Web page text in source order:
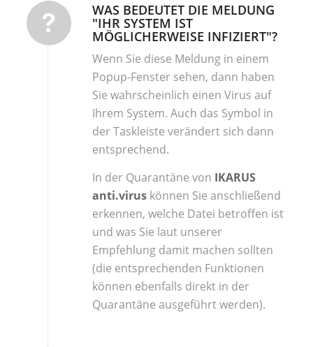
WAS BEDEUTET DIE MELDUNG
"IHR SYSTEM IST
MÖGLICHERWEISE INFIZIERT"?
Wenn Sie diese Meldung in einem
Popup-Fenster sehen, dann haben
Sie wahrscheinlich einen Virus auf
Ihrem System. Auch das Symbol in
der Taskleiste verändert sich dann
entsprechend.
In der Quarantäne von IKARUS
anti.viruskönnen Sie anschließend
erkennen, welche Datei betroffen ist
und was Sie laut unserer
Empfehlung damit machen sollten
(die entsprechenden Funktionen
können ebenfalls direkt in der
Quarantäne ausgeführt werden).